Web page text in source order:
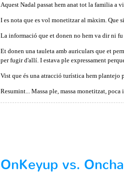
Aquest Nadal passat hem anat tot la familia a
I es nota que es vol monetitzar al màxim. Que
La informació que et donen no hem va dir ni fu
Et donen una tauleta amb auriculars que et
per fugir d'allí. I estava ple expressament
Vist que és una atracció turística hem plantejo
Resumint... Massa ple, massa monetitzat,
OnKeyup vs.